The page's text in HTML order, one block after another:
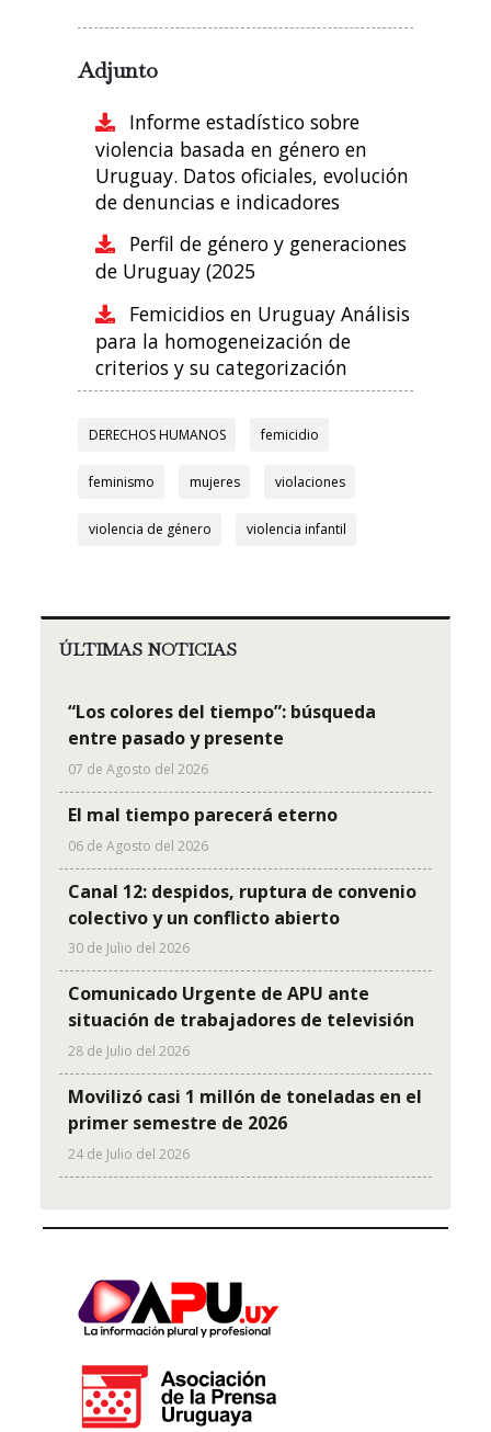
Adjunto
Informe estadístico sobre
violencia basada en género en
Uruguay. Datos oficiales, evolución
de denuncias e indicadores
Perfil de género y generaciones
de Uruguay (2025
Femicidios en Uruguay Análisis
para la homogeneización de
criterios y su categorización
DERECHOS HUMANOS femicidio
feminismo mujeres violaciones
violencia de género violencia infantil
ÚLTIMAS NOTICIAS
“Los colores del tiempo”: búsqueda
entre pasado y presente
07 de Agosto del 2026
El mal tiempo parecerá eterno
06 de Agosto del 2026
Canal 12: despidos, ruptura de convenio
colectivo y un conflicto abierto
30 de Julio del 2026
Comunicado Urgente de APU ante
situación de trabajadores de televisión
28 de Julio del 2026
Movilizó casi 1 millón de toneladas en el
primer semestre de 2026
24 de Julio del 2026